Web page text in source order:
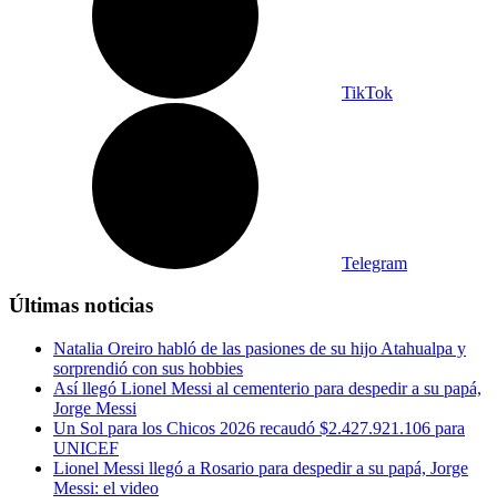
TikTok
Telegram
Últimas noticias
Natalia Oreiro habló de las pasiones de su hijo Atahualpa y
sorprendió con sus hobbies
Así llegó Lionel Messi al cementerio para despedir a su papá,
Jorge Messi
Un Sol para los Chicos 2026 recaudó $2.427.921.106 para
UNICEF
Lionel Messi llegó a Rosario para despedir a su papá, Jorge
Messi: el video